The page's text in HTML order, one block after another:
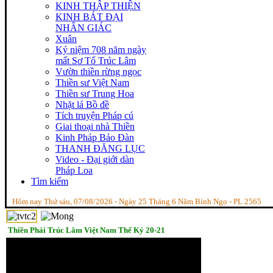
KINH THẬP THIỆN
KINH BÁT ĐẠI
NHÂN GIÁC
Xuân
Kỷ niệm 708 năm ngày
mất Sơ Tổ Trúc Lâm
Vườn thiền rừng ngọc
Thiền sư Việt Nam
Thiền sư Trung Hoa
Nhặt lá Bồ đề
Tích truyện Pháp cú
Giai thoại nhà Thiền
Kinh Pháp Bảo Đàn
THANH ĐĂNG LỤC
Video - Đại giới dàn
Pháp Loa
Tìm kiếm
Hôm nay Thứ sáu, 07/08/2026 - Ngày 25 Tháng 6 Năm Bính Ngọ - PL 2565
Thiền Phái Trúc Lâm Việt Nam Thế Kỷ 20-21